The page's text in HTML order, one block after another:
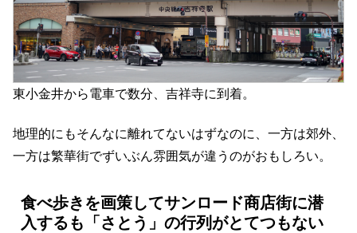
東小金井から電車で数分、吉祥寺に到着。
地理的にもそんなに離れてないはずなのに、一方は郊外、
一方は繁華街でずいぶん雰囲気が違うのがおもしろい。
食べ歩きを画策してサンロード商店街に潜
入するも「さとう」の行列がとてつもない